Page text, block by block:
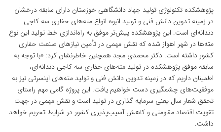
پژوهشکده تکنولوژی تولید جهاد دانشگاهی خوزستان دارای سابقه درخشان
در زمینه تدوین دانش فنی و تولید انبوه انواع مته‌های حفاری سه کاجی
دندانه‌ای است. این پژوهشکده پیش‌تر موفق به راه‌اندازی خط تولید این نوع
مته‌ها در شهر اهواز شده که نقش مهمی در تأمین نیازهای صنعت حفاری
کشور داشته است. دکتر محمدی مجد همچنین خاطرنشان کرد: «با توجه به
سابقه موفق پژوهشکده در تولید مته‌های حفاری سه کاجی دندانه‌ای،
اطمینان داریم که در زمینه تدوین دانش فنی و تولید مته‌های اینسرتی نیز به
موفقیت‌های چشمگیری دست خواهیم یافت. این پروژه گامی مهم راستای
تحقق شعار سال یعنی سرمایه گذاری در تولید است و نقش مهمی در جهت
تقویت اقتصاد مقاومتی و کاهش آسیب‌پذیری کشور در شرایط تحریم خواهد
داشت.